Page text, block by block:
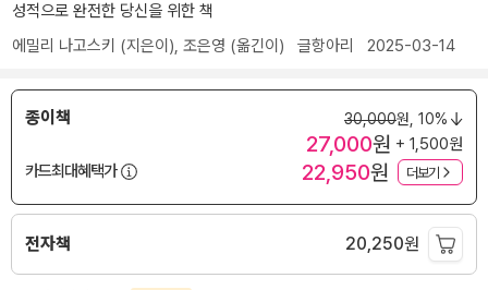
성적으로 완전한 당신을 위한 책
에밀리 나고스키 (지은이), 조은영 (옮긴이) 글항아리 2025-03-14
종이책 30,000원, 10%
27,000원 + 1,500원
카드최대혜택가
22,950원 더보기
전자책 20,250원